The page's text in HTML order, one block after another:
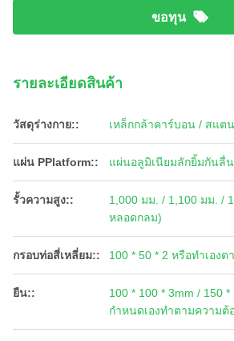
ขอทุน
รายละเอียดสินค้า
วัสดุร่างกาย:: เหล็กกล้าคาร์บอน / สแต
แผ่น PPlatform:: แผ่นอลูมิเนียมลักยิ้มกันลื่น
รั้วความสูง::
1,000 มม. / 1,100 มม. /
หลอดกลม)
กรอบท่อสี่เหลี่ยม:: 100 * 50 * 2 หรือทำเอง
ยืน::
100 * 100 * 3mm / 150
กำหนดเองทำตามความต้